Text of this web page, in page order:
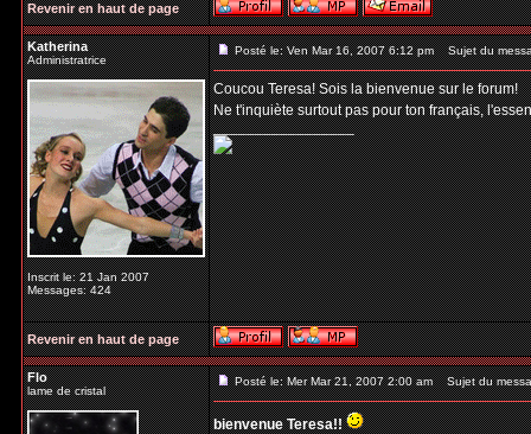
Revenir en haut de page
Katherina
Administratrice
Inscrit le: 21 Jan 2007
Messages: 424
Posté le: Ven Mar 16, 2007 6:12 pm Sujet du
Coucou Teresa! Sois la bienvenue sur le forum!
Ne t'inquiète surtout pas pour ton français,
_________________
Revenir en haut de page
Flo
lame de cristal
Posté le: Mer Mar 21, 2007 2:00 am Sujet du
bienvenue Teresa!!